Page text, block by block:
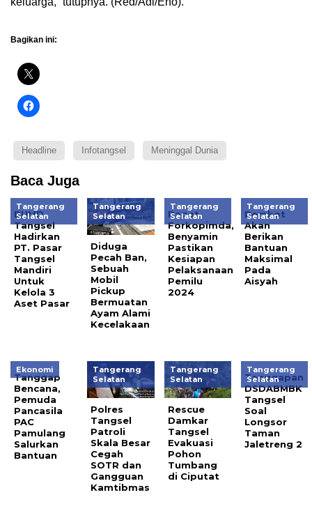
Bagikan ini:
Headline Infotangsel Meninggal Dunia
Baca Juga
Tangerang
Selatan
BUMD
Tangsel
Hadirkan
PT. Pasar
Tangsel
Mandiri
Untuk
Kelola 3
Aset Pasar
Tangerang
Selatan
Diduga
Pecah Ban,
Sebuah
Mobil
Pickup
Bermuatan
Ayam Alami
Kecelakaan
Tangerang
Selatan
Rapat
Forkopimda,
Benyamin
Pastikan
Kesiapan
Pelaksanaan
Pemilu
2024
Tangerang
Selatan
Pemkot
Akan
Berikan
Bantuan
Maksimal
Pada
Aisyah
Ekonomi
Tanggap
Bencana,
Pemuda
Pancasila
PAC
Pamulang
Salurkan
Bantuan
Tangerang
Selatan
Polres
Tangsel
Patroli
Skala Besar
Cegah
SOTR dan
Gangguan
Kamtibmas
Tangerang
Selatan
Rescue
Damkar
Tangsel
Evakuasi
Pohon
Tumbang
di Ciputat
Tangerang
Selatan
Tanggapan
DSDABMBK
Tangsel
Soal
Longsor
Taman
Jaletreng 2